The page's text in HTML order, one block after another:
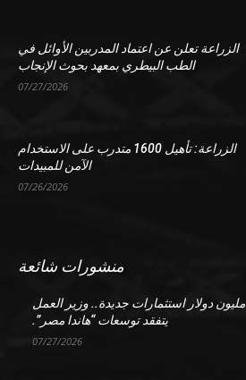
الزراعة تعلن عن اعتماد المدربين الأوائل في
الطب البيطري بمعهد بحوث الإنجاب
07/27/2026
الزراعة: تأهيل 1600 متدرب على الاستخدام
الآمن للمبيدات
07/26/2026
منشورات شائعة
100 مليون دولار استثمارات جديدة.. وزير العمل
يتفقد توسعات “هاندا مصر”.
07/27/2026